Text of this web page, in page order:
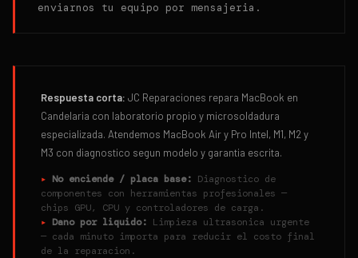
enviarnos tu equipo por mensajeria.
Respuesta corta: JC Reparaciones repara MacBook en
Candelaria con laboratorio propio y microsoldadura
especializada. Atendemos MacBook Air y Pro Intel, M1, M2 y
M3 con diagnostico segun modelo y garantia escrita.
▸ No enciende / placa base: Diagnostico de
componentes con herramientas profesionales —
chips GPU, CPU y controladores de carga.
▸ Dano por liquido: Limpieza ultrasonica urgente
— cada minuto importa para reducir el costo final
de la reparacion.